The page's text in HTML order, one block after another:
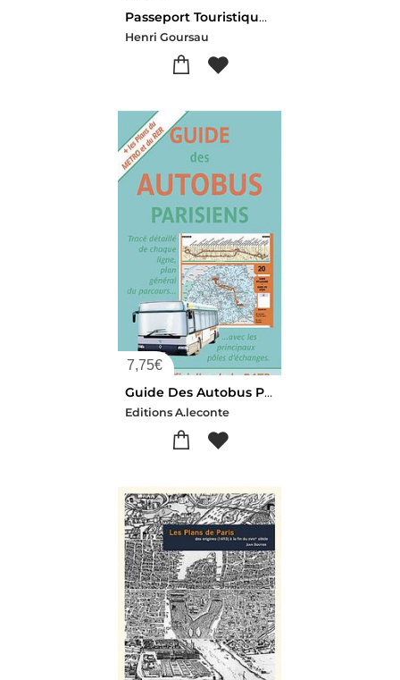
Passeport Touristique ; Carte De Paris Peinte A La Main ; Dictionnaire Pour Voyageurs Et Touristes
Henri Goursau
7,75€
Guide Des Autobus Parisiens
Editions A.leconte